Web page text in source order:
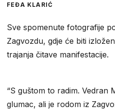
FEĐA KLARIĆ
Sve spomenute fotografije
Zagvozdu, gdje će biti
trajanja čitave manifestacije.
“S guštom to radim. Vedran
glumac, ali je rodom iz